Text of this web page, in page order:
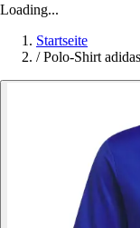
Loading...
Startseite
/ Polo-Shirt